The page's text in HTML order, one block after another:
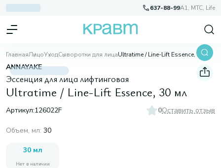
637-88-99A1, МТС, Life
ГлавнаяЛицоУходСыворотки для лицаUltratime / Line-Lift Essence, 30 мл
ANNAYAKE
Эссенция для лица лифтинговая
Ultratime / Line-Lift Essence, 30 мл
Артикул:126022F 0Оставить отзыв
Объем, мл: 30
30 мл
Нет в наличии